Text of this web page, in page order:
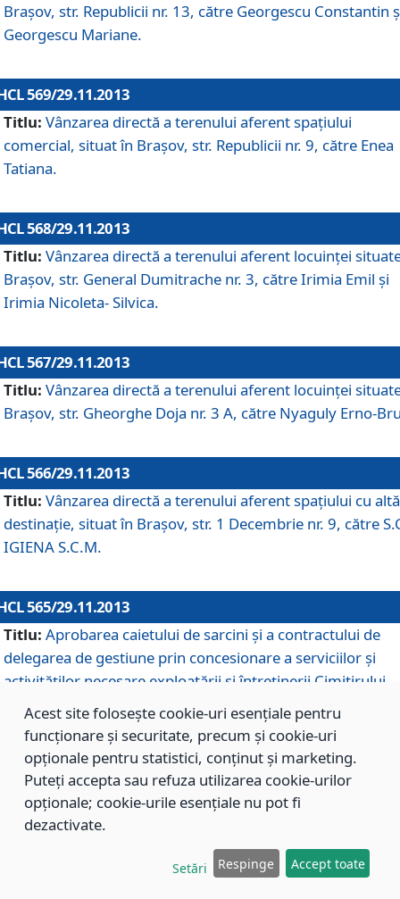
Braşov, str. Republicii nr. 13, către Georgescu Constantin
Georgescu Mariane.
569/29.11.2013
Titlu: Vânzarea directă a terenului aferent spaţiului
comercial, situat în Braşov, str. Republicii nr. 9, către Enea
Tatiana.
568/29.11.2013
Titlu: Vânzarea directă a terenului aferent locuinţei
Braşov, str. General Dumitrache nr. 3, către Irimia Emil şi
Irimia Nicoleta- Silvica.
567/29.11.2013
Titlu: Vânzarea directă a terenului aferent locuinţei
Braşov, str. Gheorghe Doja nr. 3 A, către Nyaguly Erno-
566/29.11.2013
Titlu: Vânzarea directă a terenului aferent spaţiului cu altă
destinaţie, situat în Braşov, str. 1 Decembrie nr. 9, către
IGIENA S.C.M.
565/29.11.2013
Titlu: Aprobarea caietului de sarcini şi a contractului de
delegarea de gestiune prin concesionare a serviciilor şi
activităţilor necesare exploatării şi întreţinerii Cimitirului
Municipal Braşov situat în str. Dimitrie Anghel nr. 19.
564/29.11.2013
Titlu: Completarea şi modificarea H.C.L. nr. 446/2013,
care s-a aprobat studiul de fundamentare pentru
Acest site folosește cookie-uri esențiale pentru
funcționare și securitate, precum și cookie-uri
opționale pentru statistici, conținut și marketing.
Puteți accepta sau refuza utilizarea cookie-urilor
opționale; cookie-urile esențiale nu pot fi
dezactivate.
Setări Respinge Accept toate